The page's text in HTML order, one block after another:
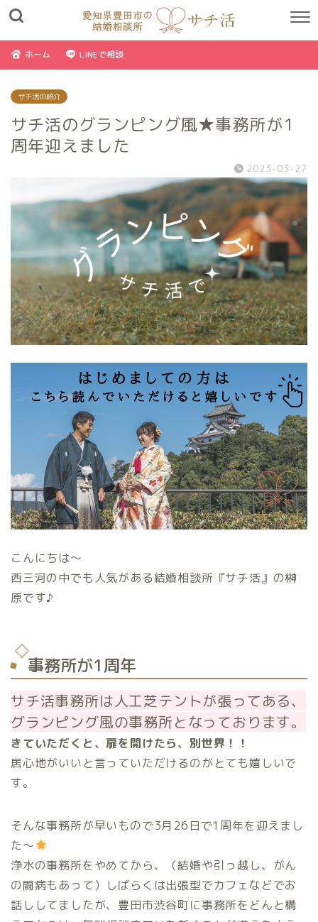
ホーム LINEで相談
サチ活の紹介
サチ活のグランピング風★事務所が1
周年迎えました
2023-03-27
こんにちは〜
西三河の中でも人気がある結婚相談所『サチ活』の榊
原です♪
事務所が1周年
サチ活事務所は人工芝テントが張ってある、
グランピング風の事務所となっております。
きていただくと、扉を開けたら、別世界！！
居心地がいいと言っていただけるのがとても嬉しいで
す。
そんな事務所が早いもので3月26日で1周年を迎えまし
た〜
浄水の事務所をやめてから、（結婚や引っ越し、がん
の闘病もあって）しばらくは出張型でカフェなどでお
話ししてましたが、豊田市渋谷町に事務所をどんと構